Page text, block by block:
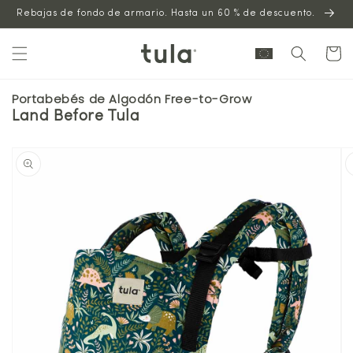
Saltar al
contenido
Rebajas de fondo de armario. Hasta un 60 % de descuento.
Carrito
Portabebés de Algodón Free-to-Grow
Land Before Tula
del